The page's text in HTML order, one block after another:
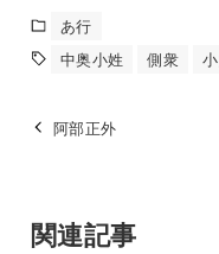
あ行
中奥小姓
側衆
阿部正外
関連記事